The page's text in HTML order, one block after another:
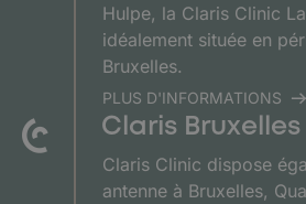
Hulpe, la Claris Clinic
idéalement située en
Bruxelles.
PLUS D'INFORMATIONS
Claris Bruxelles
Claris Clinic dispose
antenne à Bruxelles,